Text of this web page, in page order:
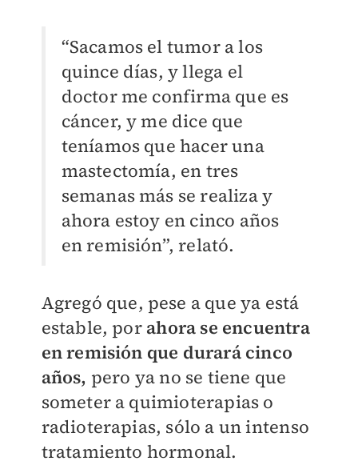
“Sacamos el tumor a los
quince días, y llega el
doctor me confirma que es
cáncer, y me dice que
teníamos que hacer una
mastectomía, en tres
semanas más se realiza y
ahora estoy en cinco años
en remisión”, relató.
Agregó que, pese a que ya está
estable, por ahora se encuentra
en remisión que durará cinco
años, pero ya no se tiene que
someter a quimioterapias o
radioterapias, sólo a un intenso
tratamiento hormonal.